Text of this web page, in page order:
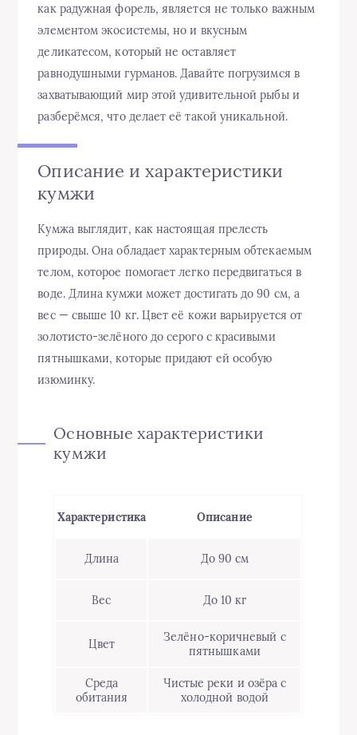
как радужная форель, является не только важным
элементом экосистемы, но и вкусным
деликатесом, который не оставляет
равнодушными гурманов. Давайте погрузимся в
захватывающий мир этой удивительной рыбы и
разберёмся, что делает её такой уникальной.
Описание и характеристики
кумжи
Кумжа выглядит, как настоящая прелесть
природы. Она обладает характерным обтекаемым
телом, которое помогает легко передвигаться в
воде. Длина кумжи может достигать до 90 см, а
вес — свыше 10 кг. Цвет её кожи варьируется от
золотисто-зелёного до серого с красивыми
пятнышками, которые придают ей особую
изюминку.
Основные характеристики
кумжи
Характеристика Описание
Длина До 90 см
Вес До 10 кг
Цвет
Зелёно-коричневый с
пятнышками
Среда
обитания
Чистые реки и озёра с
холодной водой